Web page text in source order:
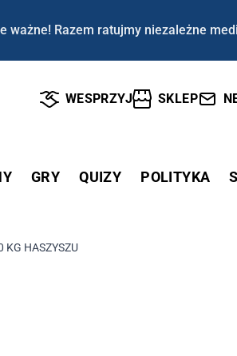
ważne! Razem ratujmy niezależne
WESPRZYJ SKLEP
GRY QUIZY POLITYKA
KG HASZYSZU